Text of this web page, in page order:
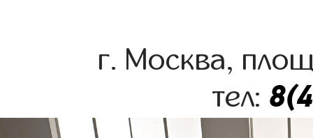
г. Москва,
тел: